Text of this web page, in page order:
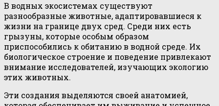
В водных экосистемах существуют
разнообразные животные, адаптировавшиеся к
жизни на границе двух сред. Среди них есть
грызуны, которые особым образом
приспособились к обитанию в водной среде. Их
биологическое строение и поведение привлекают
внимание исследователей, изучающих экологию
этих животных.
Эти создания выделяются своей анатомией,